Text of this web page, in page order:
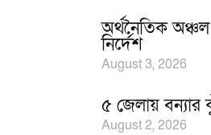
অর্থনৈতিক অঞ্চল
নির্দেশ
August 3, 2026
৫ জেলায় বন্যার
August 2, 2026